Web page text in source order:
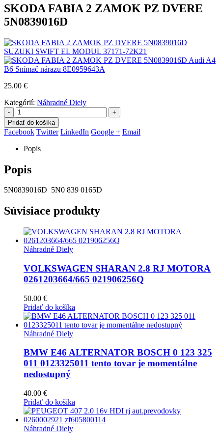
SKODA FABIA 2 ZAMOK PZ DVERE
5N0839016D
SUZUKI SWIFT EL MODUL 37171-72K21
Audi A4
B6 Snímač nárazu 8E0959643A
25.00 €
Kategórií: Náhradné Diely
-
+
Pridať do košíka
Facebook Twitter LinkedIn Google + Email
Popis
Popis
5N0839016D 5N0 839 0165D
Súvisiace produkty
Náhradné Diely
VOLKSWAGEN SHARAN 2.8 RJ MOTORA
0261203664/665 021906256Q
50.00 €
Pridať do košíka
Náhradné Diely
BMW E46 ALTERNATOR BOSCH 0 123 325
011 0123325011 tento tovar je momentálne
nedostupný
40.00 €
Pridať do košíka
Náhradné Diely